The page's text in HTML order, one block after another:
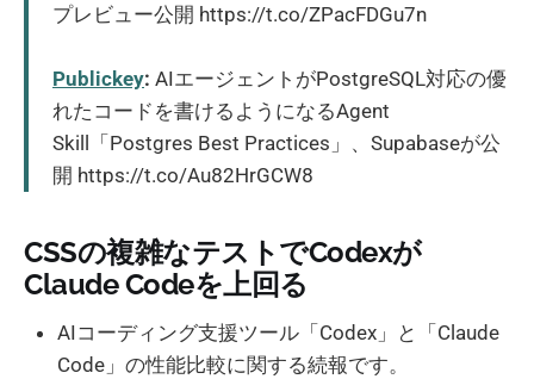
プレビュー公開 https://t.co/ZPacFDGu7n
Publickey: AIエージェントがPostgreSQL対応の優
れたコードを書けるようになるAgent
Skill「Postgres Best Practices」、Supabaseが公
開 https://t.co/Au82HrGCW8
CSSの複雑なテストでCodexが
Claude Codeを上回る
AIコーディング支援ツール「Codex」と「Claude
Code」の性能比較に関する続報です。